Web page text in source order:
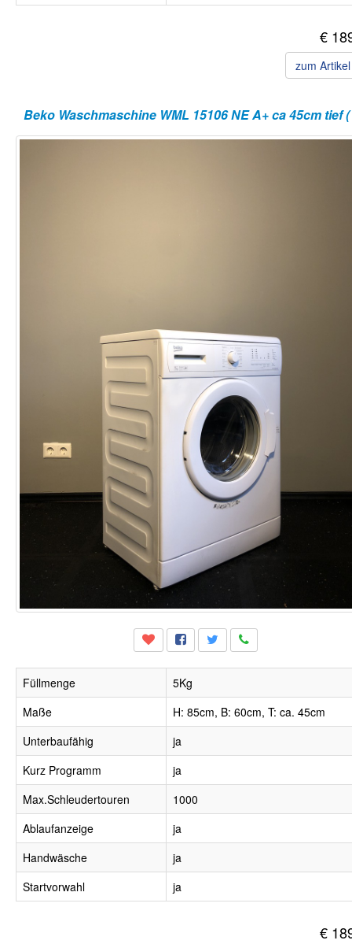
€
zum
Füllmenge
5Kg
Maße
H: 85cm, B: 60cm, T: ca. 45cm
Unterbaufähig
ja
Kurz Programm
ja
Max.Schleudertouren
1000
Ablaufanzeige
ja
Handwäsche
ja
Startvorwahl
ja
€